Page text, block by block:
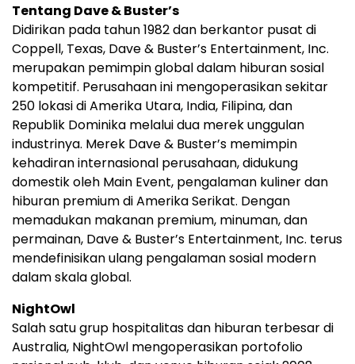
Tentang Dave & Buster’s
Didirikan pada tahun 1982 dan berkantor pusat di
Coppell, Texas, Dave & Buster’s Entertainment, Inc.
merupakan pemimpin global dalam hiburan sosial
kompetitif. Perusahaan ini mengoperasikan sekitar
250 lokasi di Amerika Utara, India, Filipina, dan
Republik Dominika melalui dua merek unggulan
industrinya. Merek Dave & Buster’s memimpin
kehadiran internasional perusahaan, didukung
domestik oleh Main Event, pengalaman kuliner dan
hiburan premium di Amerika Serikat. Dengan
memadukan makanan premium, minuman, dan
permainan, Dave & Buster’s Entertainment, Inc. terus
mendefinisikan ulang pengalaman sosial modern
dalam skala global.
NightOwl
Salah satu grup hospitalitas dan hiburan terbesar di
Australia, NightOwl mengoperasikan portofolio